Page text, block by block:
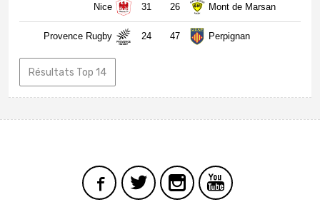
Nice 31 26 Mont de Marsan
Provence Rugby 24 47 Perpignan
Résultats Top 14